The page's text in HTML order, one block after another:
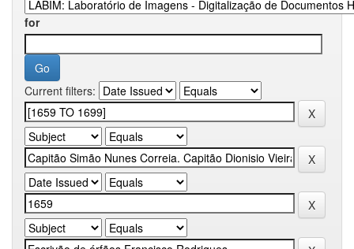
for
Current filters: